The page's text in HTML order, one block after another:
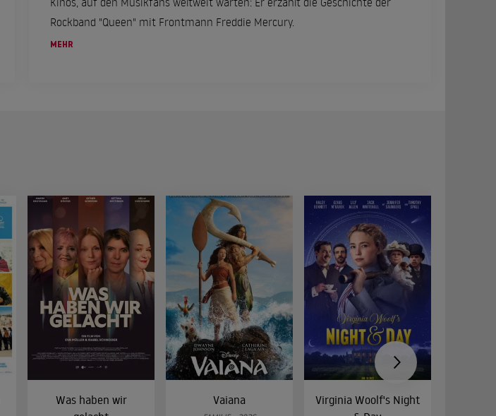
Rockband "Queen" mit Frontmann Freddie Mercury.
MEHR
Was haben wir
Vaiana
Virginia Woolf's Night